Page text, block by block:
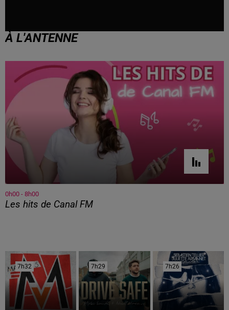
À L'ANTENNE
0h00 - 8h00
Les hits de Canal FM
7h32
7h32 7h29
7h29 7h26
7h26